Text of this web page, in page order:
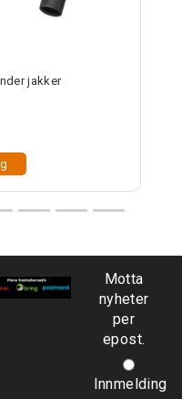
jakker
Motta
nyheter
per
epost.
Innmelding